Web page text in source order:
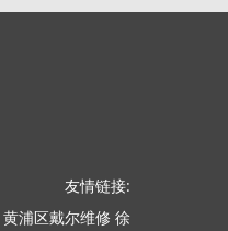
友情链接:
黄浦区戴尔维修 徐